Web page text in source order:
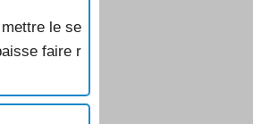
le se
faire r